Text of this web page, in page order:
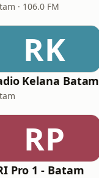
· 106.0 FM
RK
Kelana Batam
RP
Pro 1 - Batam